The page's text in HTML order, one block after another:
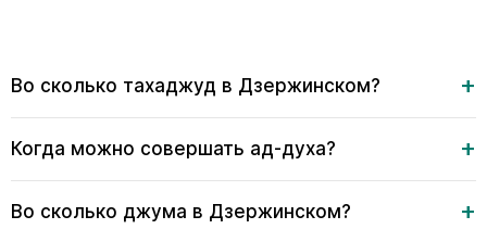
Во сколько тахаджуд в Дзержинском?
Когда можно совершать ад-духа?
Во сколько джума в Дзержинском?